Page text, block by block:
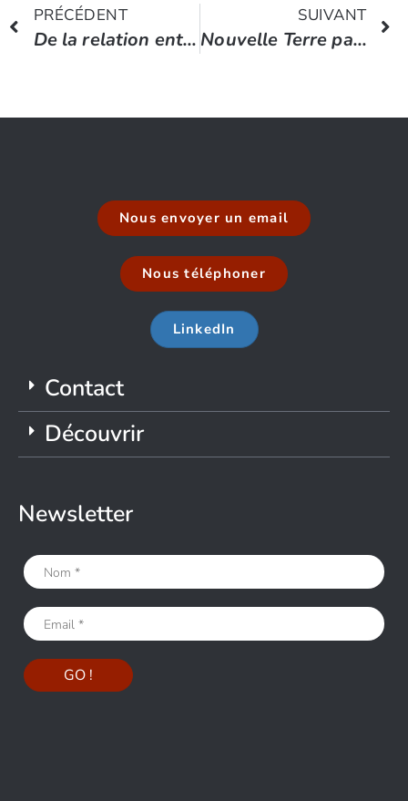
PRÉCÉDENT
De la relation entre le client et le coach
SUIVANT
Nouvelle Terre par Eckart Tolle
Nous envoyer un email
Nous téléphoner
LinkedIn
Contact
Découvrir
Newsletter